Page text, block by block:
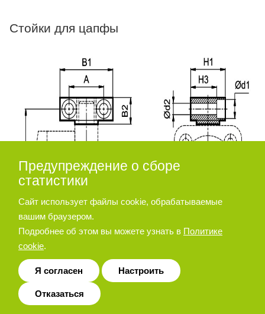
Стойки для цапфы
Диаметр
Предупреждение о сборе
статистики
Сайт использует файлы cookie, обрабатываемые
вашим браузером.
Подробнее об этом вы можете узнать в Политике
cookie.
Я согласен Настроить
Отказаться